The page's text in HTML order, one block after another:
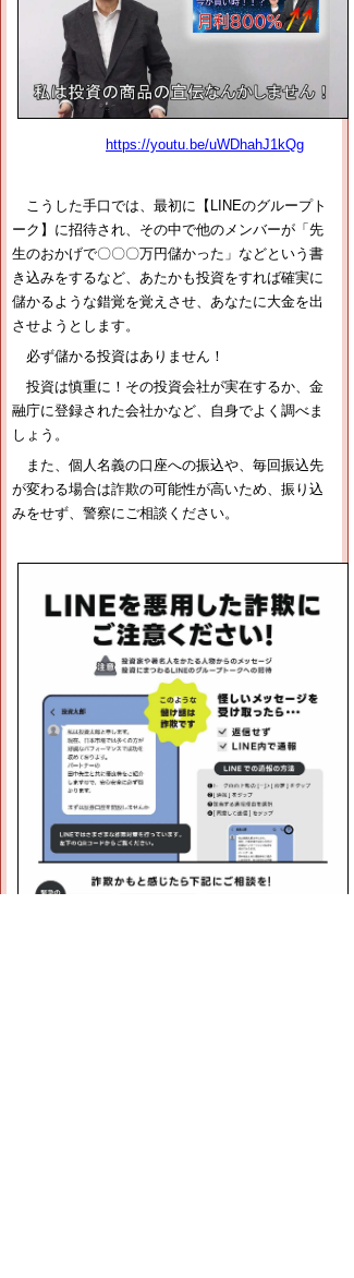
https://youtu.be/uWDhahJ1kQg
こうした手口では、最初に【LINEのグループト
ーク】に招待され、その中で他のメンバーが「先
生のおかげで〇〇〇万円儲かった」などという書
き込みをするなど、あたかも投資をすれば確実に
儲かるような錯覚を覚えさせ、あなたに大金を出
させようとします。
必ず儲かる投資はありません！
投資は慎重に！その投資会社が実在するか、金
融庁に登録された会社かなど、自身でよく調べま
しょう。
また、個人名義の口座への振込や、毎回振込先
が変わる場合は詐欺の可能性が高いため、振り込
みをせず、警察にご相談ください。